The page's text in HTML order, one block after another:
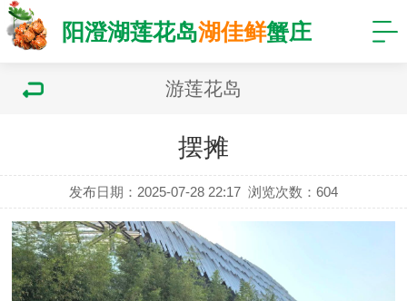
阳澄湖莲花岛湖佳鲜蟹庄
游莲花岛
摆摊
发布日期：2025-07-28 22:17 浏览次数：604